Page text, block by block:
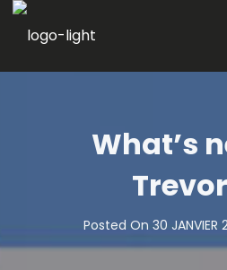
What’s
Posted On 30 JANVIER